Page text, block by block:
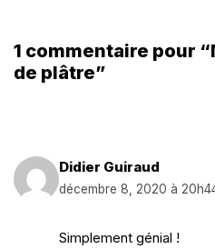
1 commentaire pour
de plâtre”
Didier Guiraud
décembre 8, 2020 à
Simplement génial !